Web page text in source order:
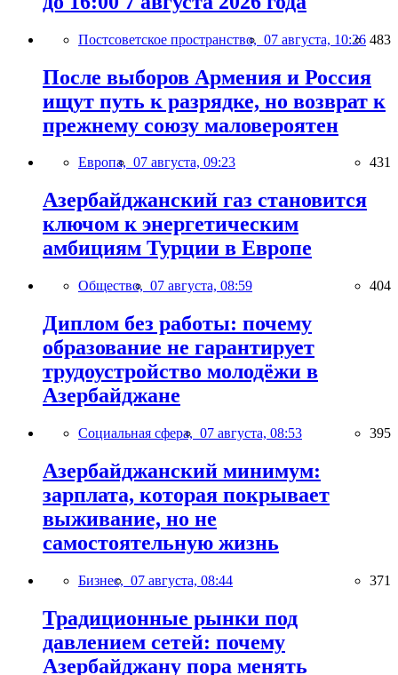
Постсоветское пространство, 07 августа, 10:26 483
После выборов Армения и Россия
ищут путь к разрядке, но возврат к
прежнему союзу маловероятен
Европа, 07 августа, 09:23 431
Азербайджанский газ становится
ключом к энергетическим
амбициям Турции в Европе
Общество, 07 августа, 08:59 404
Диплом без работы: почему
образование не гарантирует
трудоустройство молодёжи в
Азербайджане
Социальная сфера, 07 августа, 08:53 395
Азербайджанский минимум:
зарплата, которая покрывает
выживание, но не
самостоятельную жизнь
Бизнес, 07 августа, 08:44 371
Традиционные рынки под
давлением сетей: почему
Азербайджану пора менять